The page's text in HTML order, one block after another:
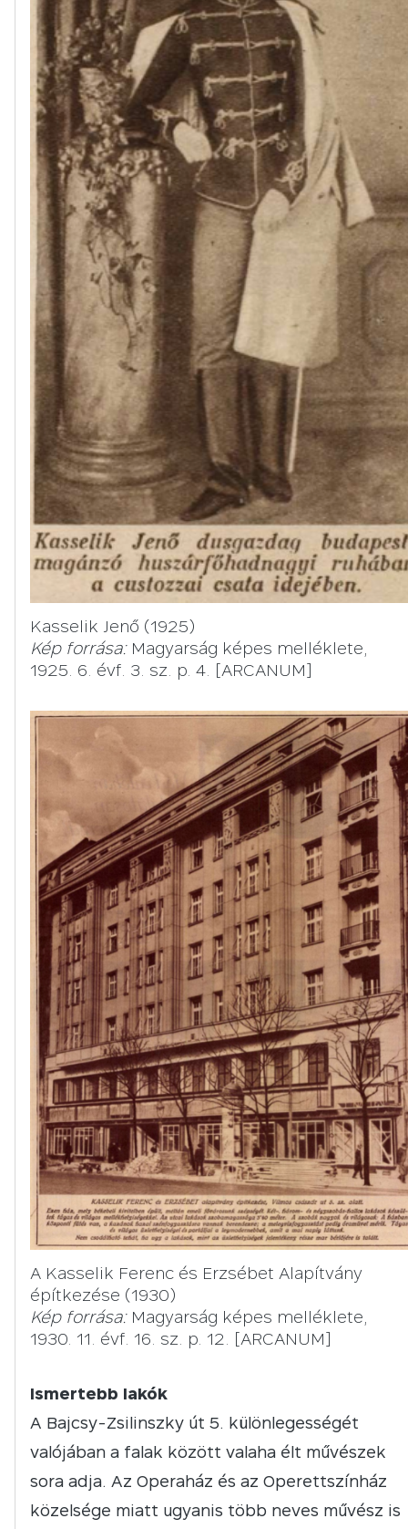
Kasselik Jenő (1925)
Kép forrása:Magyarság képes melléklete,
1925. 6. évf. 3. sz. p. 4. [ARCANUM]
A Kasselik Ferenc és Erzsébet Alapítvány
építkezése (1930)
Kép forrása:Magyarság képes melléklete,
1930. 11. évf. 16. sz. p. 12. [ARCANUM]
Ismertebb lakók
A Bajcsy-Zsilinszky út 5. különlegességét
valójában a falak között valaha élt művészek
sora adja. Az Operaház és az Operettszínház
közelsége miatt ugyanis több neves művész is